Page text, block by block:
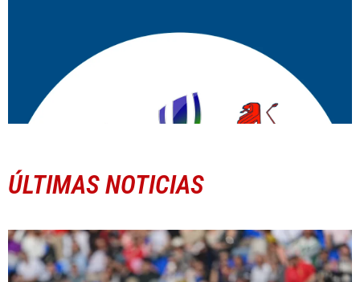
ÚLTIMAS NOTICIAS